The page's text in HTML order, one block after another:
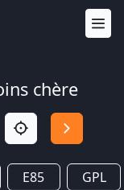
chère
E85 GPL